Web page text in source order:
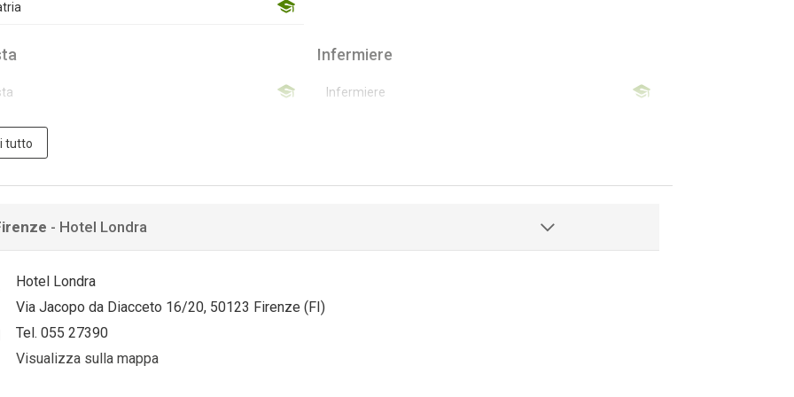
Infermiere
Infermiere
pediatrico
tutto
- Hotel Londra
Hotel Londra
Via Jacopo da Diacceto 16/20, 50123 Firenze (FI)
Tel. 055 27390
Visualizza sulla mappa